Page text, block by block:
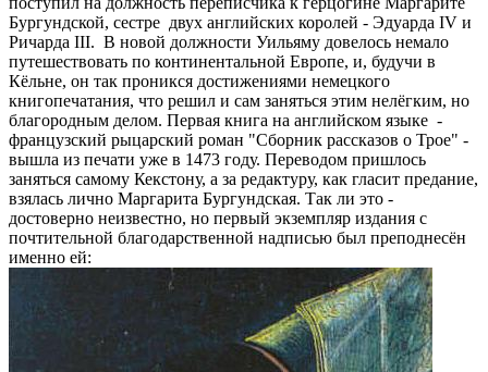
Бургундской, сестре двух английских королей - Эдуарда IV и
Ричарда III. В новой должности Уильяму довелось немало
путешествовать по континентальной Европе, и, будучи в
Кёльне, он так проникся достижениями немецкого
книгопечатания, что решил и сам заняться этим нелёгким, но
благородным делом. Первая книга на английском языке -
французский рыцарский роман "Сборник рассказов о Трое" -
вышла из печати уже в 1473 году. Переводом пришлось
заняться самому Кекстону, а за редактуру, как гласит предание,
взялась лично Маргарита Бургундская. Так ли это -
достоверно неизвестно, но первый экземпляр издания с
почтительной благодарственной надписью был преподнесён
именно ей: